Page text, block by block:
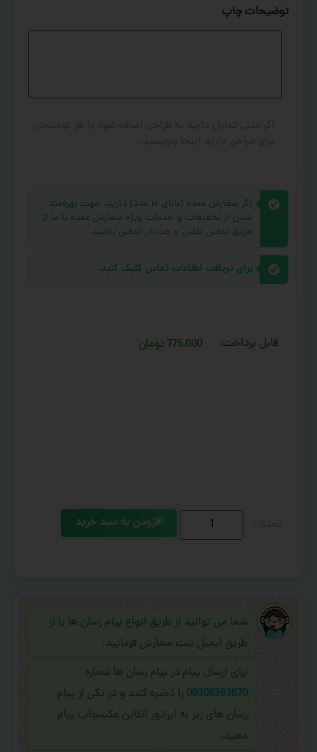
توضیحات چاپ
اگر سفارش عمده (بالای ۱۰ عدد) دارید، جهت بهره‌مند
شدن از تخفیفات و خدمات ویژه سفارش عمده با ما از
طریق تماس تلفنی و چت در تماس باشید.
برای دریافت اطلاعات تماس کلیک کنید.
قابل پرداخت: 775,000 تومان
افزودن به سبد خرید
شما می توانید از طریق انواع پیام رسان ها یا از
طریق ایمیل ثبت سفارش فرمایید.
برای ارسال پیام در پیام رسان ها شماره
09308383670 را ذخیره کنید و در یکی از پیام
رسان های زیر به اپراتور آنلاین عکسچاپ پیام
دهید.